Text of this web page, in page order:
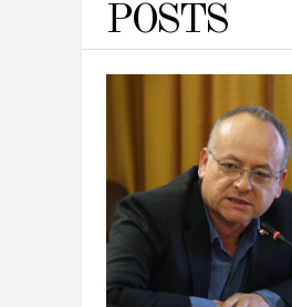
POSTS